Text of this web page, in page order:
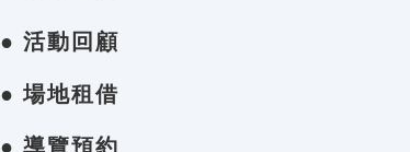
● 活動回顧
● 場地租借
● 導覽預約